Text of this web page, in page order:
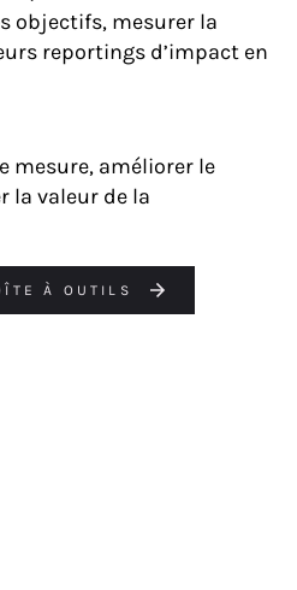
objectifs, mesurer la
reportings d’impact en
mesure, améliorer le
la valeur de la
À OUTILS